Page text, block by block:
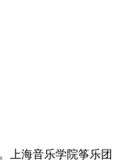
上海音乐学院筝乐团